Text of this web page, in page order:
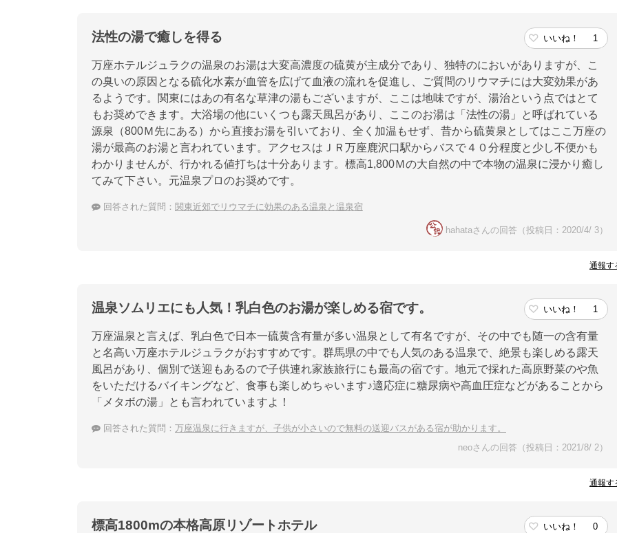
法性の湯で癒しを得る いいね！ 1
万座ホテルジュラクの温泉のお湯は大変高濃度の硫黄が主成分であり、独特のにおいがありますが、こ
の臭いの原因となる硫化水素が血管を広げて血液の流れを促進し、ご質問のリウマチには大変効果があ
るようです。関東にはあの有名な草津の湯もございますが、ここは地味ですが、湯治という点ではとて
もお奨めできます。大浴場の他にいくつも露天風呂があり、ここのお湯は「法性の湯」と呼ばれている
源泉（800Ｍ先にある）から直接お湯を引いており、全く加温もせず、昔から硫黄泉としてはここ万座の
湯が最高のお湯と言われています。アクセスはＪＲ万座鹿沢口駅からバスで４０分程度と少し不便かも
わかりませんが、行かれる値打ちは十分あります。標高1,800Ｍの大自然の中で本物の温泉に浸かり癒し
てみて下さい。元温泉プロのお奨めです。
回答された質問： 関東近郊でリウマチに効果のある温泉と温泉宿
hahataさんの回答（投稿日：2020/4/ 3）
通報す
温泉ソムリエにも人気！乳白色のお湯が楽しめる宿です。 いいね！ 1
万座温泉と言えば、乳白色で日本一硫黄含有量が多い温泉として有名ですが、その中でも随一の含有量
と名高い万座ホテルジュラクがおすすめです。群馬県の中でも人気のある温泉で、絶景も楽しめる露天
風呂があり、個別で送迎もあるので子供連れ家族旅行にも最高の宿です。地元で採れた高原野菜のや魚
をいただけるバイキングなど、食事も楽しめちゃいます♪適応症に糖尿病や高血圧症などがあることから
「メタボの湯」とも言われていますよ！
回答された質問： 万座温泉に行きますが、子供が小さいので無料の送迎バスがある宿が助かります。
neoさんの回答（投稿日：2021/8/ 2）
通報す
標高1800mの本格高原リゾートホテル いいね！ 0